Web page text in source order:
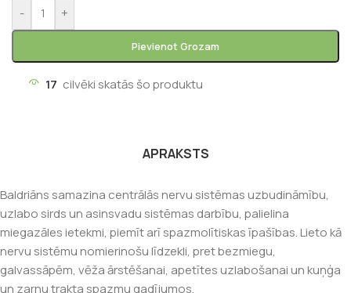
- +
Pievienot Grozam
17 cilvēki skatās šo produktu
APRAKSTS
Baldriāns samazina centrālās nervu sistēmas uzbudināmību,
uzlabo sirds un asinsvadu sistēmas darbību, palielina
miegazāles ietekmi, piemīt arī spazmolītiskas īpašības. Lieto kā
nervu sistēmu nomierinošu līdzekli, pret bezmiegu,
galvassāpēm, vēža ārstēšanai, apetītes uzlabošanai un kuņģa
un zarnu trakta spazmu gadījumos.